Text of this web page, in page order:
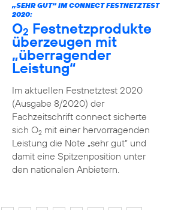
„SEHR GUT“ IM CONNECT FESTNETZTEST
2020:
O2 Festnetzprodukte
überzeugen mit
„überragender
Leistung“
Im aktuellen Festnetztest 2020
(Ausgabe 8/2020) der
Fachzeitschrift connect sicherte
sich O2mit einer hervorragenden
Leistung die Note „sehr gut“ und
damit eine Spitzenposition unter
den nationalen Anbietern.